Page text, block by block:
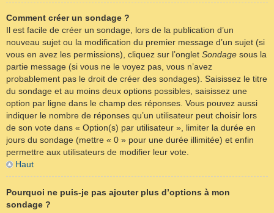
Comment créer un sondage ?
Il est facile de créer un sondage, lors de la publication d’un
nouveau sujet ou la modification du premier message d’un sujet (si
vous en avez les permissions), cliquez sur l’onglet Sondage sous la
partie message (si vous ne le voyez pas, vous n’avez
probablement pas le droit de créer des sondages). Saisissez le titre
du sondage et au moins deux options possibles, saisissez une
option par ligne dans le champ des réponses. Vous pouvez aussi
indiquer le nombre de réponses qu’un utilisateur peut choisir lors
de son vote dans « Option(s) par utilisateur », limiter la durée en
jours du sondage (mettre « 0 » pour une durée illimitée) et enfin
permettre aux utilisateurs de modifier leur vote.
Haut
Pourquoi ne puis-je pas ajouter plus d’options à mon
sondage ?